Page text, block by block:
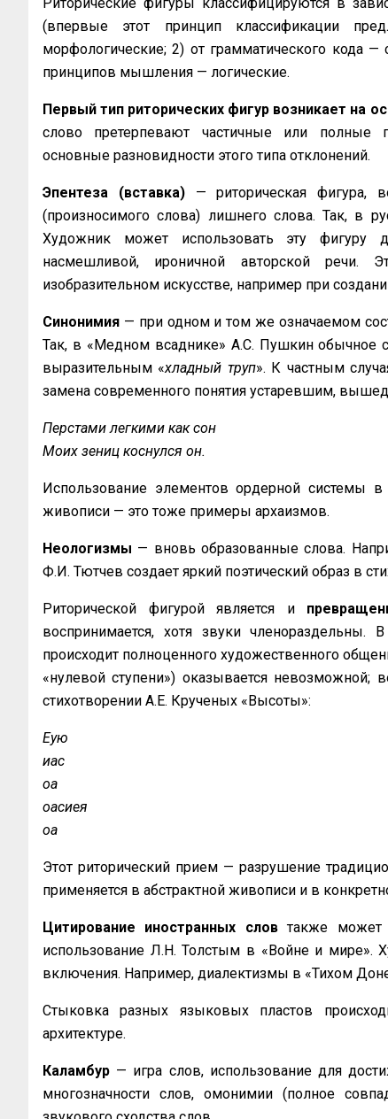
(впервые этот принцип классификации
морфологические; 2) от грамматического кода
принципов мышления — логические.
Первый тип риторических фигур возникает на
слово претерпевают частичные или полные
основные разновидности этого типа отклонений.
Эпентеза (вставка)— риторическая фигура,
(произносимого слова) лишнего слова. Так, в
Художник может использовать эту фигуру
насмешливой, ироничной авторской речи.
изобразительном искусстве, например при
Синонимия — при одном и том же означаемом
Так, в «Медном всаднике» А.С. Пушкин обычное
выразительным «хладный труп». К частным
замена современного понятия устаревшим,
Перстами легкими как сон
Моих зениц коснулся он.
Использование элементов ордерной системы
живописи — это тоже примеры архаизмов.
Неологизмы — вновь образованные слова.
Ф.И. Тютчев создает яркий поэтический образ в
Риторической фигурой является и
воспринимается, хотя звуки
происходит полноценного художественного
«нулевой ступени») оказывается
стихотворении А.Е. Крученых «Высоты»:
Еую
иас
оа
оасиея
оа
Этот риторический прием — разрушение
применяется в абстрактной живописи и в
Цитирование иностранных словтакже может
использование Л.Н. Толстым в «Войне и мире».
включения. Например, диалектизмы в «Тихом
Стыковка разных языковых пластов
архитектуре.
Каламбур — игра слов, использование для
многозначности слов, омонимии (полное